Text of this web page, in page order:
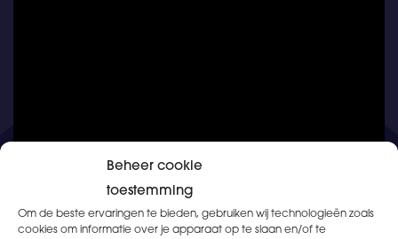
Beheer cookie
toestemming
Om de beste ervaringen te bieden, gebruiken wij technologieën zoals
cookies om informatie over je apparaat op te slaan en/of te